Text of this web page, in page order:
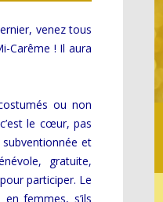
venez tous
Carême ! Il aura
ou non
le cœur, pas
subventionnée et
gratuite,
participer. Le
femmes, s’ils